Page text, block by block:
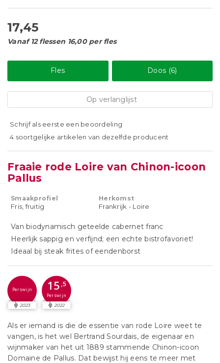
17,45
Vanaf 12 flessen 16,00 per fles
Fles Doos (6)
Op verlanglijst
Schrijf als eerste een beoordeling
4 soortgelijke artikelen van dezelfde producent
Fraaie rode Loire van Chinon-icoon
Pallus
Smaakprofiel
Fris, fruitig
Herkomst
Frankrijk - Loire
Van biodynamisch geteelde cabernet franc
Heerlijk sappig en verfijnd; een echte bistrofavoriet!
Ideaal bij steak frites of eendenborst
Perswijn
2023
15 ,5
Perswijn
2022
Als er iemand is die de essentie van rode Loire weet te
vangen, is het wel Bertrand Sourdais, de eigenaar en
wijnmaker van het uit 1889 stammende Chinon-icoon
Domaine de Pallus. Dat bewijst hij eens te meer met